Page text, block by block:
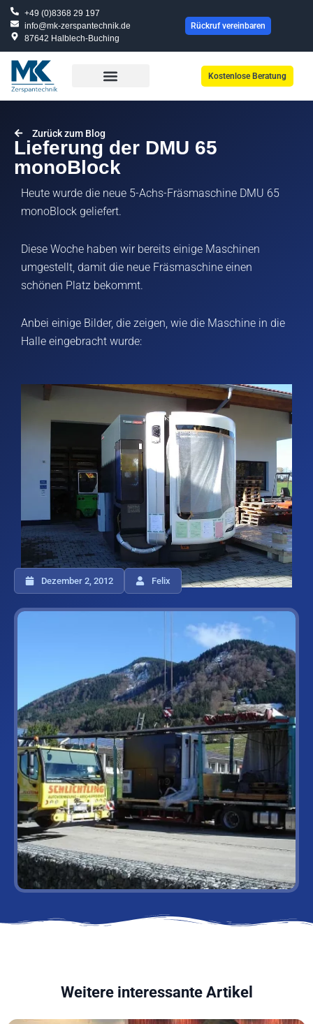
Zum
Inhalt
springen
+49 (0)8368 29 197
info@mk-zerspantechnik.de
87642 Halblech-Buching
Rückruf vereinbaren
Kostenlose Beratung
Zurück zum Blog
Lieferung der DMU 65
monoBlock
Heute wurde die neue 5-Achs-Fräsmaschine DMU 65
monoBlock geliefert.
Diese Woche haben wir bereits einige Maschinen
umgestellt, damit die neue Fräsmaschine einen
schönen Platz bekommt.
Anbei einige Bilder, die zeigen, wie die Maschine in die
Halle eingebracht wurde:
Dezember 2, 2012 Felix
Weitere interessante Artikel